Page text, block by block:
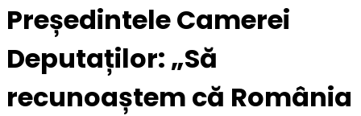
Președintele Camerei
Deputaților: „Să
recunoaștem că România